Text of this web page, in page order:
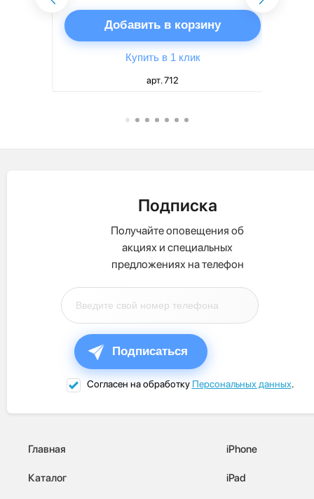
Добавить в корзину
Купить в 1 клик
арт. 712
Подписка
Получайте оповещения об
акциях и специальных
предложениях на телефон
Подписаться
Согласен на обработку Персональных данных.
Главная
Каталог
iPhone
iPad